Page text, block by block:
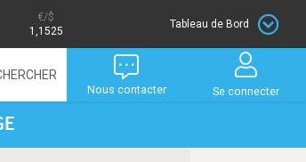
/$
1,1525
Tableau de Bord
Nous contacter Se connecter